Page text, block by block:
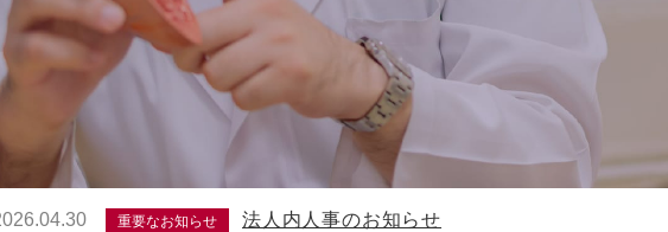
重要なお知らせ
法人内人事のお知らせ